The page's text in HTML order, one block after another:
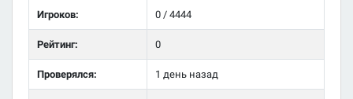
Игроков: 0 / 4444
Рейтинг: 0
Проверялся: 1 день назад